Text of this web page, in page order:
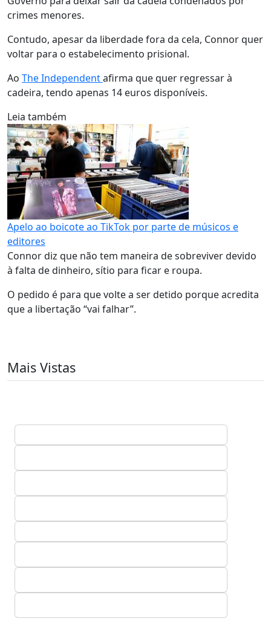
crimes menores.
Contudo, apesar da liberdade fora da cela, Connor quer
voltar para o estabelecimento prisional.
Ao The Independentafirma que quer regressar à
cadeira, tendo apenas 14 euros disponíveis.
Leia também
Apelo ao boicote ao TikTok por parte de músicos e
editores
Connor diz que não tem maneira de sobreviver devido
à falta de dinheiro, sítio para ficar e roupa.
O pedido é para que volte a ser detido porque acredita
que a libertação “vai falhar”.
Mais Vistas